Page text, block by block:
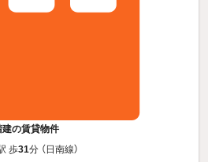
の賃貸物件
歩31分 （日南線）